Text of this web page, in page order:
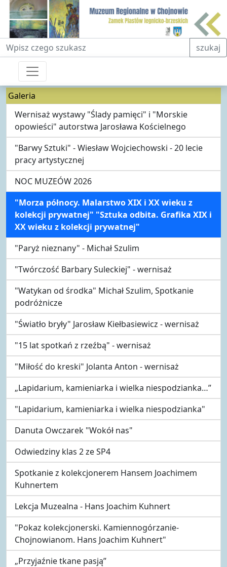
Fraza do wyszukiwania szukaj
Galeria
Wernisaż wystawy "Ślady pamięci" i "Morskie
opowieści" autorstwa Jarosława Kościelnego
"Barwy Sztuki" - Wiesław Wojciechowski - 20 lecie
pracy artystycznej
NOC MUZEÓW 2026
"Morza północy. Malarstwo XIX i XX wieku z
kolekcji prywatnej" "Sztuka odbita. Grafika XIX i
XX wieku z kolekcji prywatnej"
"Paryż nieznany" - Michał Szulim
"Twórczość Barbary Suleckiej" - wernisaż
"Watykan od środka" Michał Szulim, Spotkanie
podróżnicze
"Światło bryły" Jarosław Kiełbasiewicz - wernisaż
"15 lat spotkań z rzeźbą" - wernisaż
"Miłość do kreski" Jolanta Anton - wernisaż
„Lapidarium, kamieniarka i wielka niespodzianka…”
"Lapidarium, kamieniarka i wielka niespodzianka"
Danuta Owczarek "Wokół nas"
Odwiedziny klas 2 ze SP4
Spotkanie z kolekcjonerem Hansem Joachimem
Kuhnertem
Lekcja Muzealna - Hans Joachim Kuhnert
"Pokaz kolekcjonerski. Kamiennogórzanie-
Chojnowianom. Hans Joachim Kuhnert"
„Przyjaźnie tkane pasją”